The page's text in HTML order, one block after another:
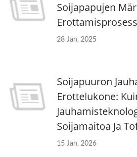
Soijapapujen
28 Jan, 2025
Soijapuuron
Erottelukone:
Soijamaitoa Ja
15 Jan, 2026